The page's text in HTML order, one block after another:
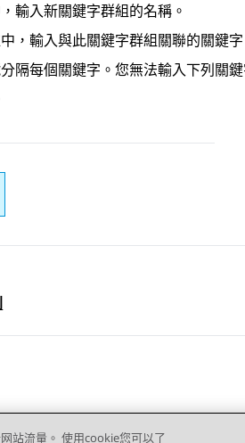
輸入新關鍵字群組的名稱。
，輸入與此關鍵字群組關聯的關鍵字
隔每個關鍵字。您無法輸入下列關
站流量。 使用cookie您可以了